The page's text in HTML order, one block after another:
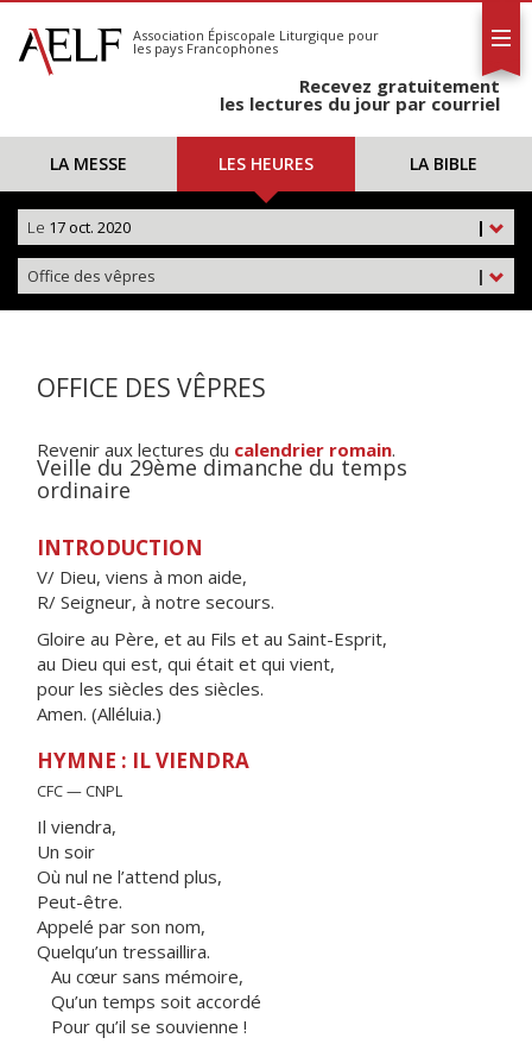
S'abonner
Calendrier
Association Épiscopale Liturgique pour
les pays Francophones
Recevez gratuitement
les lectures du jour par courriel
LA MESSE LES HEURES LA BIBLE
|
Le 17 oct. 2020
|
Office des vêpres
OFFICE DES VÊPRES
Revenir aux lectures du calendrier romain.
Veille du 29ème dimanche du temps
ordinaire
INTRODUCTION
V/ Dieu, viens à mon aide,
R/ Seigneur, à notre secours.
Gloire au Père, et au Fils et au Saint-Esprit,
au Dieu qui est, qui était et qui vient,
pour les siècles des siècles.
Amen. (Alléluia.)
HYMNE : IL VIENDRA
CFC — CNPL
Il viendra,
Un soir
Où nul ne l’attend plus,
Peut-être.
Appelé par son nom,
Quelqu’un tressaillira.
Au cœur sans mémoire,
Qu’un temps soit accordé
Pour qu’il se souvienne !